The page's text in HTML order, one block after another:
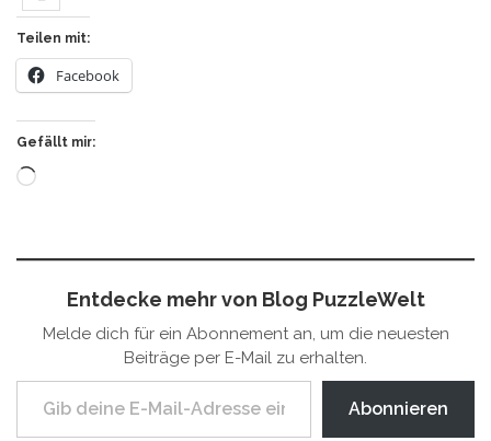
Teilen mit:
Facebook
Gefällt mir:
Wird
Entdecke mehr von Blog PuzzleWelt
Melde dich für ein Abonnement an, um die neuesten
Beiträge per E-Mail zu erhalten.
Gib deine E-Mail-Adresse ein ...
Abonnieren